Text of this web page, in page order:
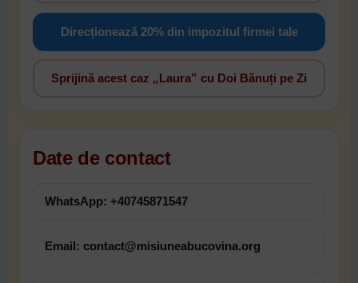
Direcționează 20% din impozitul firmei tale
Sprijină acest caz „Laura” cu Doi Bănuți pe Zi
Date de contact
WhatsApp: +40745871547
Email: contact@misiuneabucovina.org